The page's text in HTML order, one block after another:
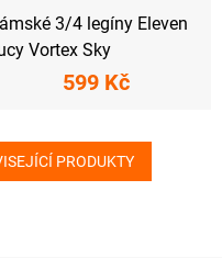
3/4 legíny Eleven
Vortex Sky
599 Kč
PRODUKTY